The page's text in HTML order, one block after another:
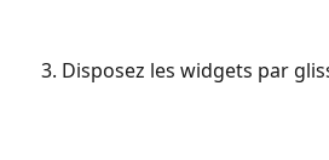
Disposez les widgets par